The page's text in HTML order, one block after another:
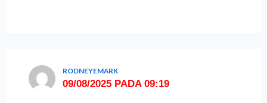
RODNEYEMARK
09/08/2025 PADA 09:19